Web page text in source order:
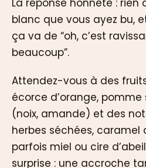
blanc que vous ayez bu,
ça va de “oh, c’est
beaucoup”.
Attendez-vous à des
écorce d’orange, pomme
(noix, amande) et des
herbes séchées, caramel
parfois miel ou cire
surprise : une accroche